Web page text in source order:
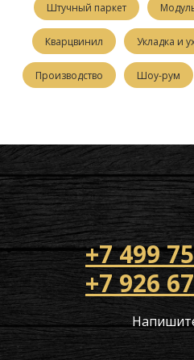
Штучный паркет
Кварцвинил Укладка и
Производство Шоу-рум
+7 499
+7 926